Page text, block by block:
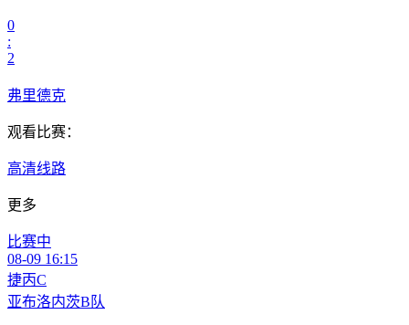
0
:
2
弗里德克
观看比赛：
高清线路
更多
比赛中
08-09 16:15
捷丙C
亚布洛内茨B队